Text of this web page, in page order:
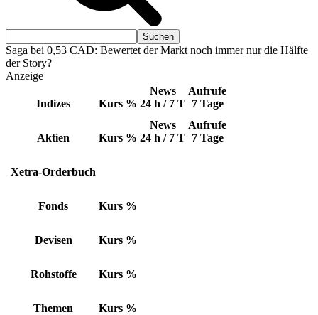
Saga bei 0,53 CAD: Bewertet der Markt noch immer nur die Hälfte
der Story?
Anzeige
Indizes Kurs %
News
24 h / 7 T
Aufrufe
7 Tage
Aktien Kurs %
News
24 h / 7 T
Aufrufe
7 Tage
Xetra-Orderbuch
Fonds Kurs %
Devisen Kurs %
Rohstoffe Kurs %
Themen Kurs %